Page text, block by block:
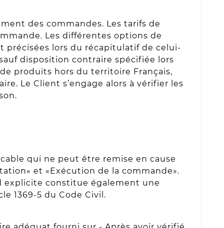
des commandes. Les tarifs de
Les différentes options de
précisées lors du récapitulatif de celui-
disposition contraire spécifiée lors
produits hors du territoire Français,
Le Client s’engage alors à vérifier les
qui ne peut être remise en cause
et «Exécution de la commande».
explicite constitue également une
1369-5 du Code Civil.